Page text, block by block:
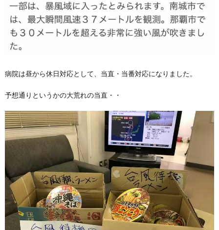
病院は昼から休日対応として、当直・当番対応になりました。
予想通りというかの大荒れの当直・・